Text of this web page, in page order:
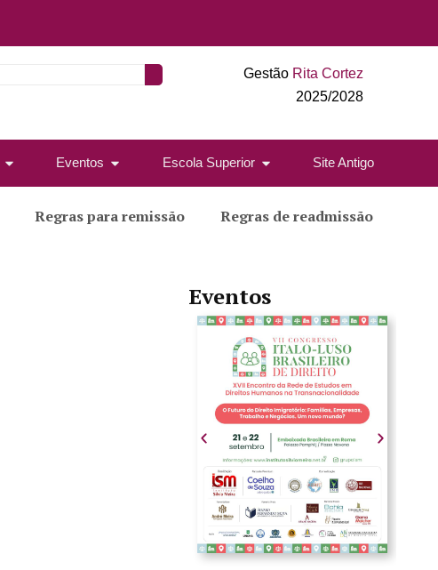
Gestão Rita Cortez
2025/2028
Eventos Escola Superior Site Antigo
Regras para remissão Regras de readmissão
Eventos